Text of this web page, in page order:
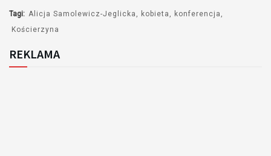
Tagi: Alicja Samolewicz-Jeglicka kobieta
konferencja
Kościerzyna
REKLAMA